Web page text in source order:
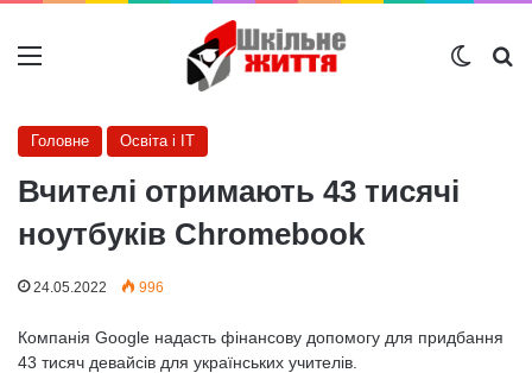
Меню
Головне Освіта і IT
Вчителі отримають 43 тисячі
ноутбуків Chromebook
24.05.2022 996
Компанія Google надасть фінансову допомогу для придбання
43 тисяч девайсів для українських учителів.